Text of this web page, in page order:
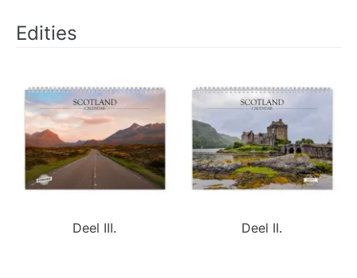
Edities
Deel III. Deel II.